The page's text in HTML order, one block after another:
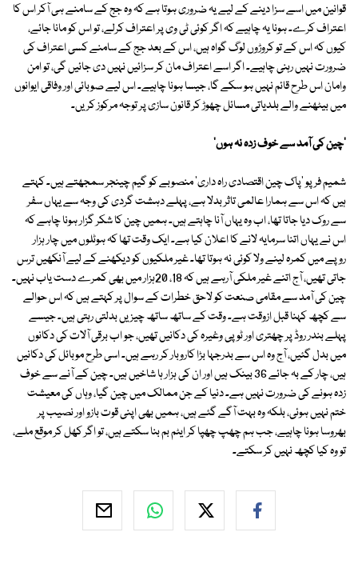
قوانین میں اسے سزا دینے کے لیے یہ ضروری ہوتا ہے کہ وہ جج کے سامنے ہی آکر اس کا
اعتراف کرے۔ ہونا یہ چاہیے کہ اگر کوئی ٹی وی پر اعتراف کرلے، تو اس کو مانا جائے،
کیوں کہ اس کے تو کروڑوں لوگ گواہ ہیں، اس کے بعد جج کے سامنے کسی اعتراف کی
ضرورت نہیں رہنی چاہیے۔ اگر اسے اعتراف مان کر سزائیں نہیں دی جائیں گی، تو امن
وامان اس طرح قائم نہیں ہو سکے گا، جیسا ہونا چاہیے۔ اس لیے صوبائی اور وفاقی ایوانوں
میں بیٹھنے والے بلدیاتی مسائل چھوڑ کر قانون سازی پر توجہ مرکوز کریں۔
'چین کی آمد سے خوف زدہ نہ ہوں'
شمیم فرپو 'پاک چین اقتصادی راہ داری' منصوبے کو گیم چینجر سمجھتے ہیں۔ کہتے
ہیں کہ اس سے ہمارا عالمی تاثر بدلا ہے، پہلے دہشت گردی کی وجہ سے یہاں سفر
سے روک دیا جاتا تھا، اب وہ یہاں آنا چاہتے ہیں۔ ہمیں چین کا شکر گزار ہونا چاہے کہ
اس نے یہاں اتنا سرمایہ لانے کا اعلان کیا ہے۔ ایک وقت تھا کہ ہوٹلوں میں چار ہزار
روپے میں کمرہ لینے ولا کوئی نہ ہوتا تھا۔ غیر ملکیوں کو دیکھنے کے لیے آنکھیں ترس
جاتی تھیں، آج اتنے غیر ملکی آرہے ہیں کہ 18، 20ہزار میں بھی کمرے دست یاب نہیں۔
چین کی آمد سے مقامی صنعت کو لاحق خطرات کے سوال پر کہتے ہیں کہ اس حوالے
سے کچھ کہنا قبل ازوقت ہے۔ وقت کے ساتھ ساتھ چیزیں بدلتی رہتی ہیں۔ جیسے
پہلے بندر روڈ پر چھتری اور ٹوپی وغیرہ کی دکانیں تھیں، جو اب برقی آلات کی دکانوں
میں بدل گئیں، آج وہ اس سے بدرجہا بڑا کاروبار کر رہے ہیں۔ اسی طرح موبائل کی دکانیں
ہیں، چار کے بہ جائے 36 بینک ہیں اور ان کی ہزار ہا شاخیں ہیں۔ چین کے آنے سے خوف
زدہ ہونے کی ضرورت نہیں ہے۔ دنیا کے جن ممالک میں چین گیا، وہاں کی معیشت
ختم نہیں ہوئی، بلکہ وہ بہت آگے گئے ہیں، ہمیں بھی اپنی قوت بازو اور نصیب پر
بھروسا ہونا چاہیے، جب ہم چھپ چھپا کر ایٹم بم بنا سکتے ہیں، تو اگر کھل کر موقع ملے،
تو وہ کیا کچھ نہیں کر سکتے۔